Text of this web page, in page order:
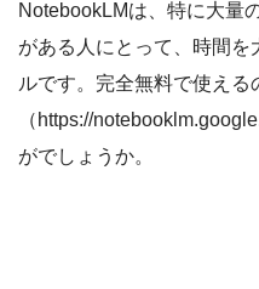
NotebookLMは、特に大量
がある人にとって、時間
ルです。完全無料で使える
（https://
がでしょうか。